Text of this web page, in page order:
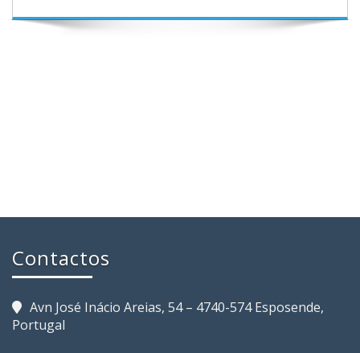
Contactos
Avn José Inácio Areias, 54 – 4740-574 Esposende,
Portugal